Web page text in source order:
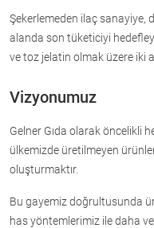
Şekerlemeden ilaç
alanda son tüketiciyi
ve toz jelatin olmak üzere iki
Vizyonumuz
Gelner Gıda olarak öncelikli
ülkemizde üretilmeyen
oluşturmaktır.
Bu gayemiz doğrultusunda
has yöntemlerimiz ile daha